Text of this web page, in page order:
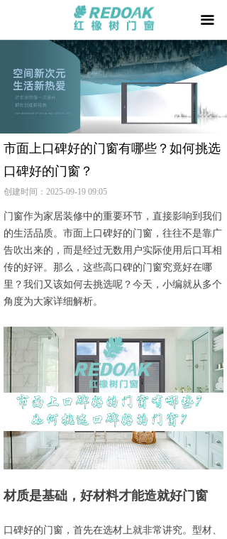
끀
窗 +
阳光房 +
我要加盟
品牌天地
用户家园
相关文章
防伪查询
门窗作为家居装修中的重要环节，直接影响到我们
的生活品质。市面上口碑好的门窗，往往不是靠广
告吹出来的，而是经过无数用户实际使用后口耳相
传的好评。那么，这些高口碑的门窗究竟好在哪
里？我们又该如何去挑选呢？今天，小编就从多个
角度为大家详细解析。
材质是基础，好材料才能造就好门窗
口碑好的门窗，首先在选材上就非常讲究。型材、
市面上口碑好的门窗有哪些？如何挑选
口碑好的门窗？
创建时间： 2025-09-19 09:05